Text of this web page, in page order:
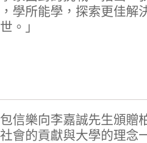
學所能學，探索更佳解
。」
信樂向李嘉誠先生頒贈
會的貢獻與大學的理念